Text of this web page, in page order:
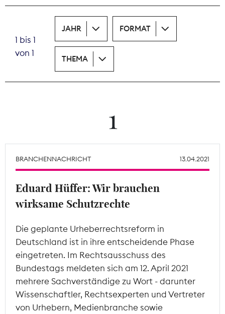
Print
Recht
Tarifpolitik
Theodor-Wolff-Preis
Mitgliederbereich
1 bis 1
von 1
JAHR FORMAT
THEMA
1
BRANCHENNACHRICHT 13.04.2021
Eduard Hüffer: Wir brauchen
wirksame Schutzrechte
Die geplante Urheberrechtsreform in
Deutschland ist in ihre entscheidende Phase
eingetreten. Im Rechtsausschuss des
Bundestags meldeten sich am 12. April 2021
mehrere Sachverständige zu Wort - darunter
Wissenschaftler, Rechtsexperten und Vertreter
von Urhebern, Medienbranche sowie